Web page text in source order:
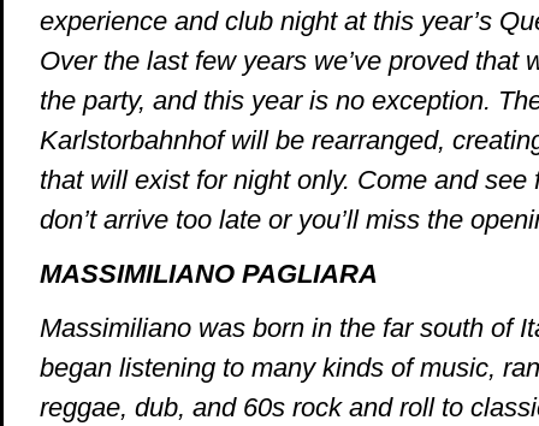
experience and club night at this year’s
Over the last few years we’ve proved that
the party, and this year is no exception.
Karlstorbahnhof will be rearranged,
that will exist for night only. Come and see
don’t arrive too late or you’ll miss the
MASSIMILIANO PAGLIARA
Massimiliano was born in the far south of
began listening to many kinds of music,
reggae, dub, and 60s rock and roll to